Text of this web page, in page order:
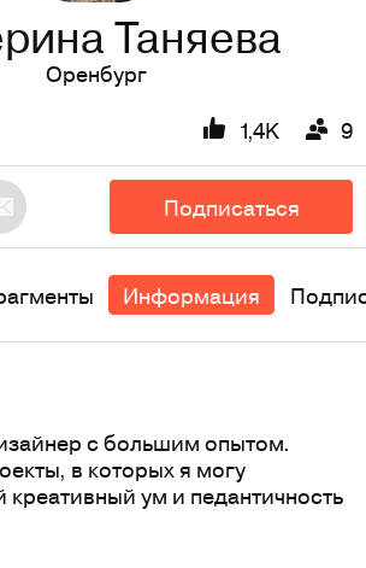
Таняева
Оренбург
1,4K 9
Подписаться
Информация
с большим опытом.
в которых я могу
креативный ум и педантичность